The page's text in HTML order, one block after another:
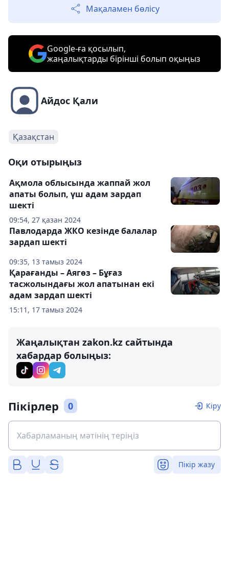
Мақаламен бөлісу
Google-ға қосылып,
жаңалықтарды бірінші болып оқыңыз
Айдос Қали
Қазақстан
Оқи отырыңыз
09:54, 27 қазан 2024
Ақмола облысында жаппай жол
апаты болып, үш адам зардап
шекті
09:35, 13 тамыз 2024
Павлодарда ЖКО кезінде балалар
зардап шекті
15:11, 17 тамыз 2024
Қарағанды – Аягөз – Бұғаз
тасжолындағы жол апатынан екі
адам зардап шекті
Жаңалықтан zakon.kz сайтында
хабардар болыңыз:
Пікірлер 0 Кіру
Пікір жазу